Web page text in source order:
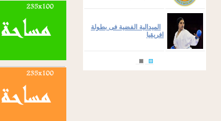
الميدالية الفضية فى بطولة
افريقيا